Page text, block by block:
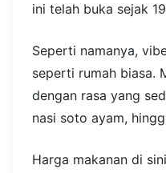
ini telah buka sejak
Seperti namanya,
seperti rumah biasa.
dengan rasa yang
nasi soto ayam,
Harga makanan di